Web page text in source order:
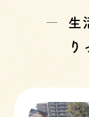
生
り